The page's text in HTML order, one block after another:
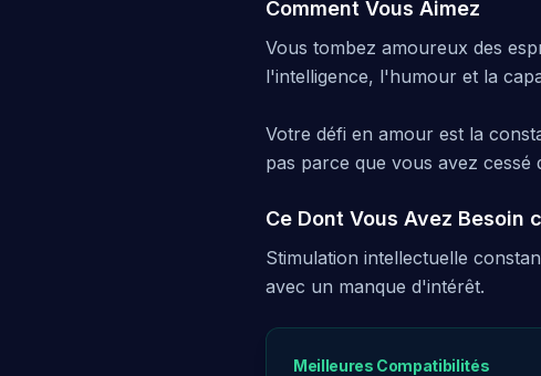
Comment Vous Aimez
Vous tombez amoureux des
l'intelligence, l'humour et la
Votre défi en amour est la
pas parce que vous avez
Ce Dont Vous Avez Besoin
Stimulation intellectuelle
avec un manque d'intérêt.
Meilleures Compatibilités